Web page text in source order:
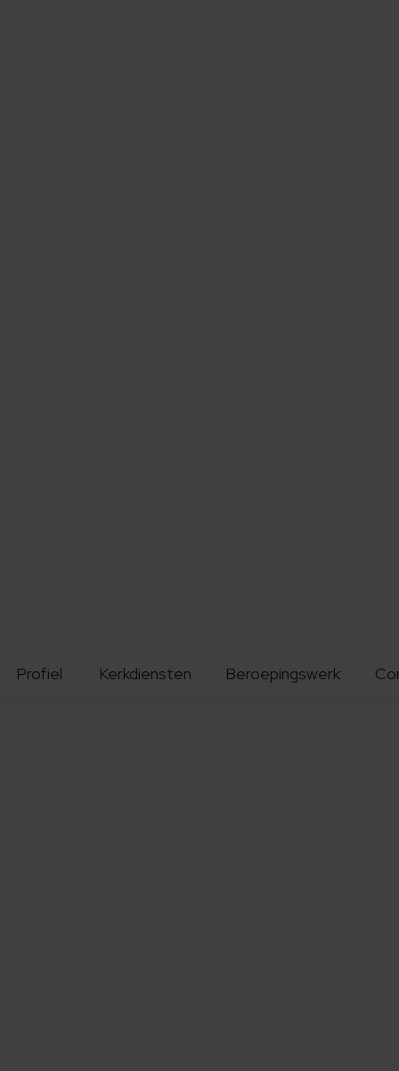
Profiel Kerkdiensten Beroepingswerk